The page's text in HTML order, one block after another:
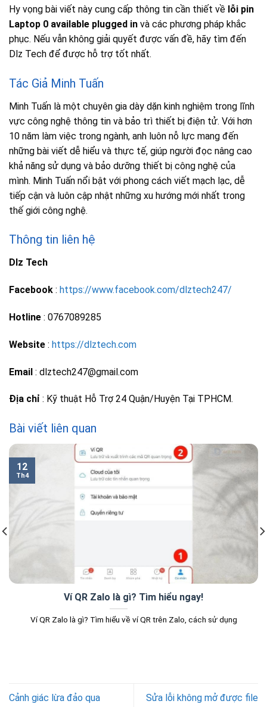
Hy vọng bài viết này cung cấp thông tin cần thiết về lỗi pin
Laptop 0 available plugged in và các phương pháp khắc
phục. Nếu vẫn không giải quyết được vấn đề, hãy tìm đến
Dlz Tech để được hỗ trợ tốt nhất.
Tác Giả Minh Tuấn
Minh Tuấn là một chuyên gia dày dặn kinh nghiệm trong lĩnh
vực công nghệ thông tin và bảo trì thiết bị điện tử. Với hơn
10 năm làm việc trong ngành, anh luôn nỗ lực mang đến
những bài viết dễ hiểu và thực tế, giúp người đọc nâng cao
khả năng sử dụng và bảo dưỡng thiết bị công nghệ của
mình. Minh Tuấn nổi bật với phong cách viết mạch lạc, dễ
tiếp cận và luôn cập nhật những xu hướng mới nhất trong
thế giới công nghệ.
Thông tin liên hệ
Dlz Tech
Facebook : https://www.facebook.com/dlztech247/
Hotline : 0767089285
Website : https://dlztech.com
Email : dlztech247@gmail.com
Địa chỉ : Kỹ thuật Hỗ Trợ 24 Quận/Huyện Tại TPHCM.
Bài viết liên quan
Ví QR Zalo là gì? Tìm hiểu ngay!
Ví QR Zalo là gì? Tìm hiểu về ví QR trên Zalo, cách sử dụng
12
Th4
Cảnh giác lừa đảo qua
Sửa lỗi không mở được file